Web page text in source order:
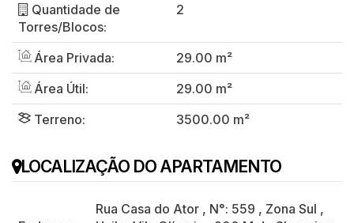
Quantidade de
Torres/Blocos:
2
Área Privada:
29.00 m²
Área Útil:
29.00 m²
Terreno:
3500.00 m²
LOCALIZAÇÃO DO APARTAMENTO
Rua Casa do Ator , N°: 559 , Zona Sul ,